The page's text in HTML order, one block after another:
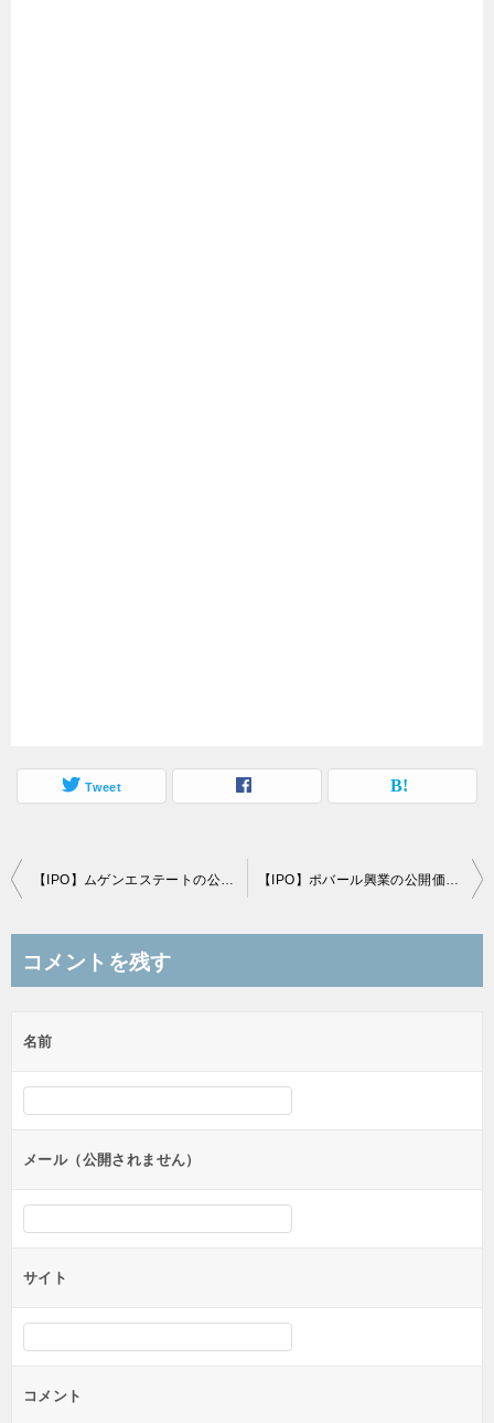
Tweet
投
ビ
ー
シ
ン
【IPO】ムゲンエステートの公開価格は仮条件の「上限」1,200円で決定 【IPO】ポバール興業の公開価格は仮条件の「上限」980円で決定
コメントを残す
名前
メール（公開されません）
サイト
コメント